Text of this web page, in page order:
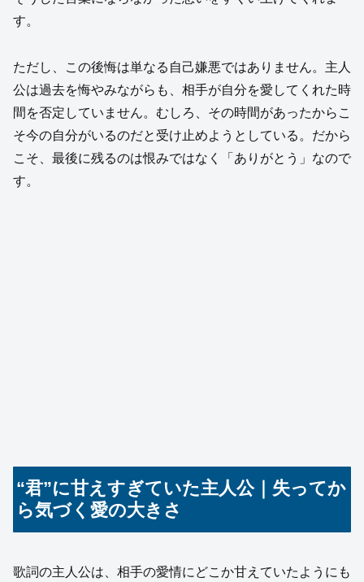
す。
ただし、この後悔は単なる自己嫌悪ではありません。主人
公は過去を悔やみながらも、相手が自分を愛してくれた時
間を否定していません。むしろ、その時間があったからこ
そ今の自分がいるのだと受け止めようとしている。だから
こそ、最後に残るのは恨みではなく「ありがとう」なので
す。
“君”に甘えすぎていた主人公｜失ってか
ら気づく愛の大きさ
歌詞の主人公は、相手の愛情にどこか甘えていたようにも